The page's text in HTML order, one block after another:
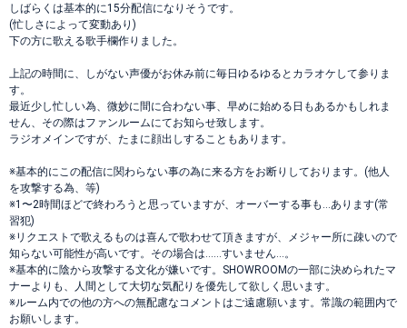
しばらくは基本的に15分配信になりそうです。
(忙しさによって変動あり)
下の方に歌える歌手欄作りました。
上記の時間に、しがない声優がお休み前に毎日ゆるゆるとカラオケして参りま
す。
最近少し忙しい為、微妙に間に合わない事、早めに始める日もあるかもしれま
せん、その際はファンルームにてお知らせ致します。
ラジオメインですが、たまに顔出しすることもあります。
※基本的にこの配信に関わらない事の為に来る方をお断りしております。(他人
を攻撃する為、等)
※1〜2時間ほどで終わろうと思っていますが、オーバーする事も…あります(常
習犯)
※リクエストで歌えるものは喜んで歌わせて頂きますが、メジャー所に疎いので
知らない可能性が高いです。その場合は……すいません…。
※基本的に陰から攻撃する文化が嫌いです。SHOWROOMの一部に決められたマ
ナーよりも、人間として大切な気配りを優先して欲しく思います。
※ルーム内での他の方への無配慮なコメントはご遠慮願います。常識の範囲内で
お願いします。